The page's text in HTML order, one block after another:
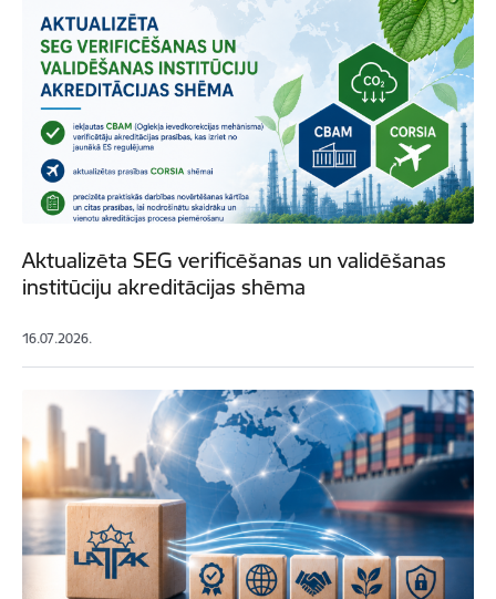
Aktualizēta SEG verificēšanas un validēšanas
institūciju akreditācijas shēma
16.07.2026.